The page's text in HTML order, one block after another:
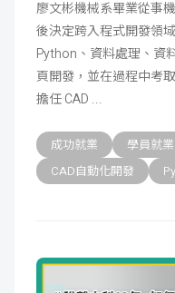
廖文彬機械系畢業從事
後決定跨入程式開發領
Python、資料處理、資
頁開發，並在過程中考
擔任 CAD
成功就業 學員就
CAD自動化開發